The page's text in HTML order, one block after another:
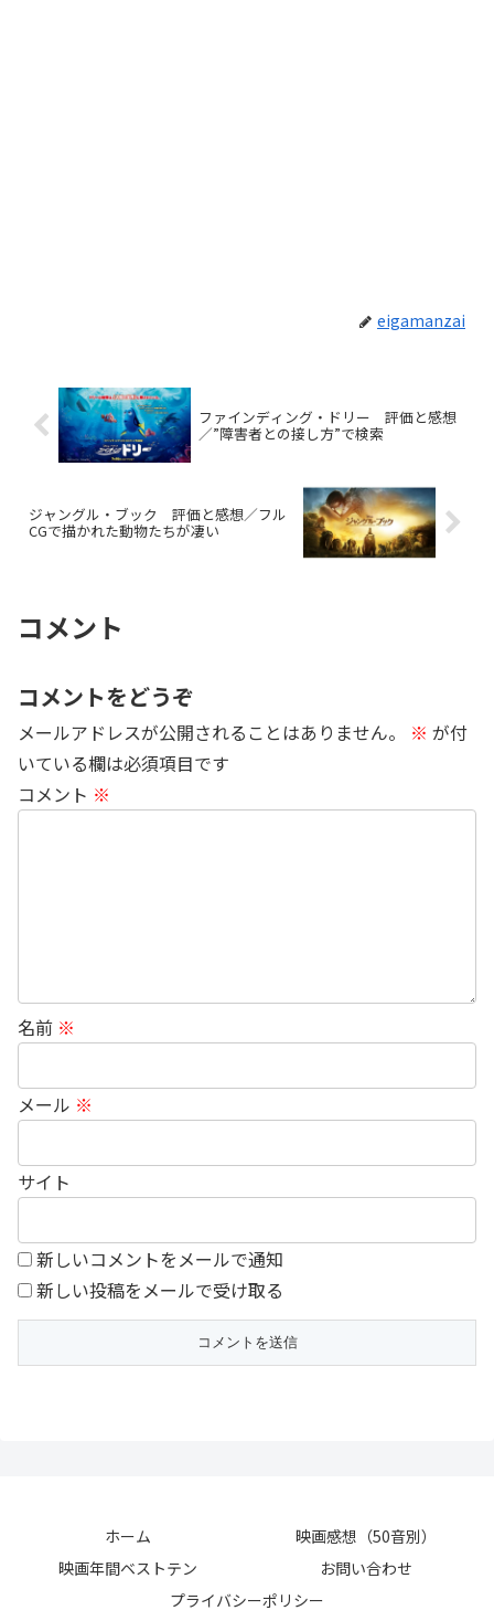
eigamanzai
ファインディング・ドリー 評価と感想
／”障害者との接し方”で検索
ジャングル・ブック 評価と感想／フル
CGで描かれた動物たちが凄い
コメント
コメントをどうぞ
メールアドレスが公開されることはありません。 ※ が付
いている欄は必須項目です
コメント ※
名前 ※
メール ※
サイト
新しいコメントをメールで通知
新しい投稿をメールで受け取る
ホーム
映画感想（50音別）
映画年間ベストテン
お問い合わせ
プライバシーポリシー